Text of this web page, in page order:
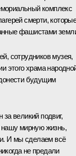
комплекс
смерти,
фашистами
сотрудников музея,
этого храма
будущим
великий подвиг,
нашу мирную жизнь,
И мы сделаем всё
не предали